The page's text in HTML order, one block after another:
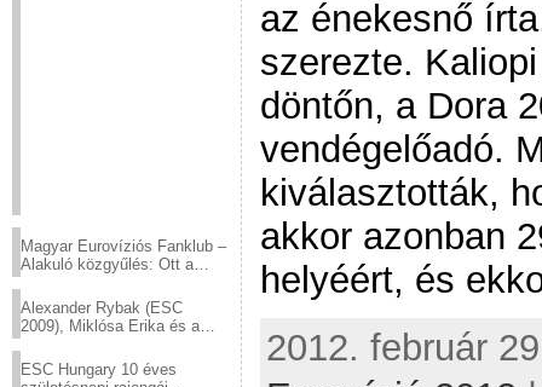
Magyar Eurovíziós Fanklub –
Alakuló közgyűlés: Ott a
Alexander Rybak (ESC
2009), Miklósa Erika és a
sztárjai a Margitszigeten
ESC Hungary 10 éves
az énekesnő
szerezte.
döntőn, a Dora
vendégelőadó.
kiválasztották,
akkor azonban
helyéért, és
2012. február